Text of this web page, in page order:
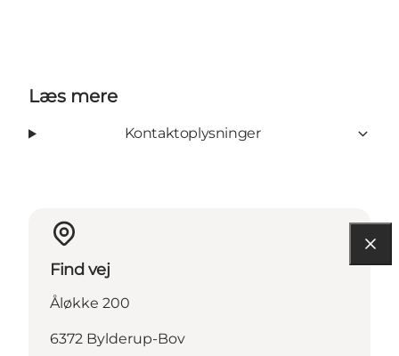
Læs mere
Kontaktoplysninger
Find vej
Åløkke 200
6372 Bylderup-Bov